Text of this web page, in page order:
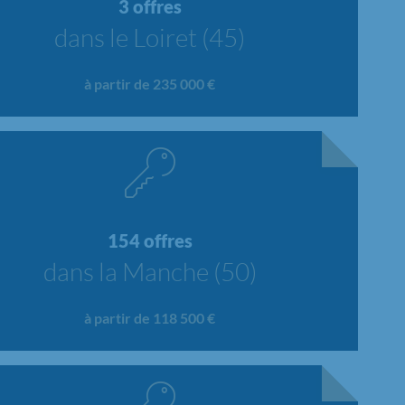
3 offres
dans le Loiret (45)
à partir de 235 000 €
154 offres
dans la Manche (50)
à partir de 118 500 €